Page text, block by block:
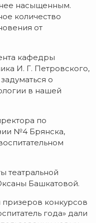
насыщенным.
количество
от
кафедры
И. Г. Петровского,
о
в нашей
по
№4 Брянска,
театральной
Башкатовой.
конкурсов
года» дали